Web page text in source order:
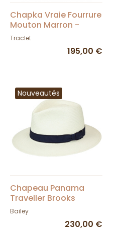
Chapka Vraie Fourrure
Mouton Marron -
Traclet
Traclet
195,00 €
Nouveautés
Chapeau Panama
Traveller Brooks
Blanchi - Bailey
Bailey
230,00 €